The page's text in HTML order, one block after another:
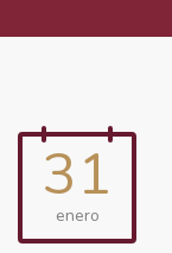
31
enero